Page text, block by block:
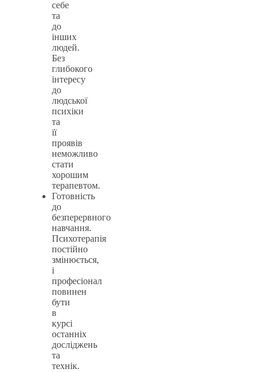
себе
та
до
інших
людей.
Без
глибокого
інтересу
до
людської
психіки
та
її
проявів
неможливо
стати
хорошим
терапевтом.
Готовність
до
безперервного
навчання.
Психотерапія
постійно
змінюється,
і
професіонал
повинен
бути
в
курсі
останніх
досліджень
та
технік.